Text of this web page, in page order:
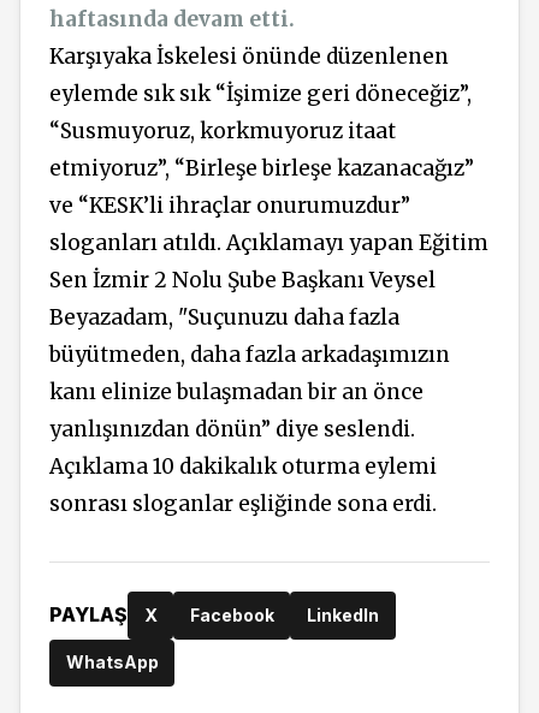
haftasında devam etti.
Karşıyaka İskelesi önünde düzenlenen
eylemde sık sık “İşimize geri döneceğiz”,
“Susmuyoruz, korkmuyoruz itaat
etmiyoruz”, “Birleşe birleşe kazanacağız”
ve “KESK’li ihraçlar onurumuzdur”
sloganları atıldı. Açıklamayı yapan Eğitim
Sen İzmir 2 Nolu Şube Başkanı Veysel
Beyazadam, "Suçunuzu daha fazla
büyütmeden, daha fazla arkadaşımızın
kanı elinize bulaşmadan bir an önce
yanlışınızdan dönün” diye seslendi.
Açıklama 10 dakikalık oturma eylemi
sonrası sloganlar eşliğinde sona erdi.
PAYLAŞ X Facebook LinkedIn
WhatsApp